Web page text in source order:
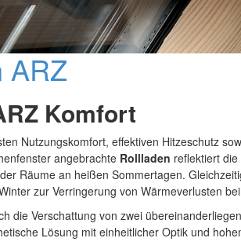
ARZ
Komfort
Nutzungskomfort, effektiven Hitzeschutz
angebrachte Rollladen reflektiert
Räume an heißen Sommertagen.
zur Verringerung von Wärmeverlusten
die Verschattung von zwei
Lösung mit einheitlicher Optik und